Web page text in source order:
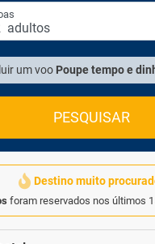
adultos
um voo Poupe tempo e
PESQUISAR
Destino muito
foram reservados nos últimos